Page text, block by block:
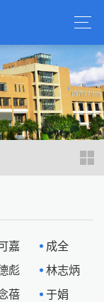
嘉
成全
彪
林志炳
蓓 于娟